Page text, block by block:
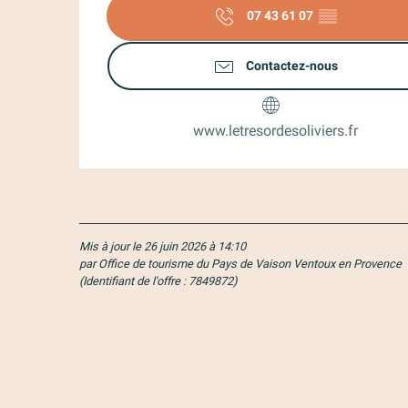
07 43 61 07 ▒▒
Contactez-nous
www.letresordesoliviers.fr
Mis à jour le 26 juin 2026 à 14:10
par Office de tourisme du Pays de Vaison Ventoux en Provence
(Identifiant de l'offre : 7849872)